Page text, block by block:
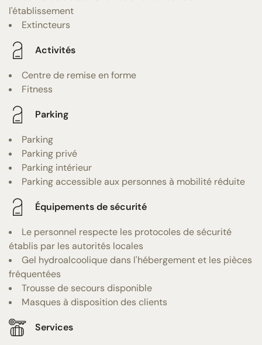
l'établissement
Extincteurs
Activités
Centre de remise en forme
Fitness
Parking
Parking
Parking privé
Parking intérieur
Parking accessible aux personnes à mobilité réduite
Équipements de sécurité
Le personnel respecte les protocoles de sécurité
établis par les autorités locales
Gel hydroalcoolique dans l'hébergement et les pièces
fréquentées
Trousse de secours disponible
Masques à disposition des clients
Services